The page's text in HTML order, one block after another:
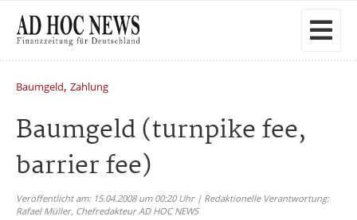
Baumgeld, Zahlung
Baumgeld (turnpike fee,
barrier fee)
Veröffentlicht am: 15.04.2008 um 00:20 Uhr | Redaktionelle Verantwortung:
Rafael Müller, Chefredakteur AD HOC NEWS